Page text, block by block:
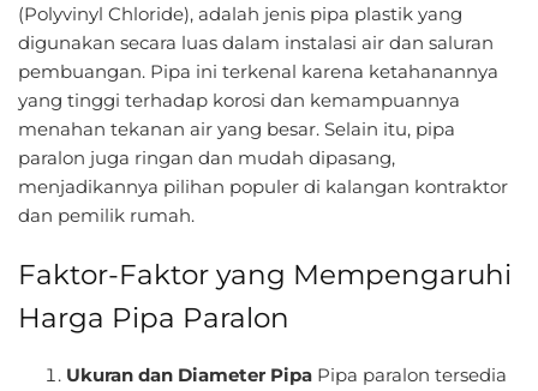
(Polyvinyl Chloride), adalah jenis pipa plastik yang
digunakan secara luas dalam instalasi air dan saluran
pembuangan. Pipa ini terkenal karena ketahanannya
yang tinggi terhadap korosi dan kemampuannya
menahan tekanan air yang besar. Selain itu, pipa
paralon juga ringan dan mudah dipasang,
menjadikannya pilihan populer di kalangan kontraktor
dan pemilik rumah.
Faktor-Faktor yang Mempengaruhi
Harga Pipa Paralon
Ukuran dan Diameter Pipa Pipa paralon tersedia